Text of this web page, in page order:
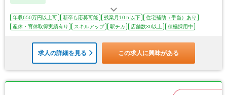
年収650万円以上可 新卒も応募可能 残業月10ｈ以下
住宅補助（手当）あり
産休・育休取得実績有り
スキルアップ 駅チカ 店舗数30以上 積極採用中
求人の詳細を見る この求人に興味がある